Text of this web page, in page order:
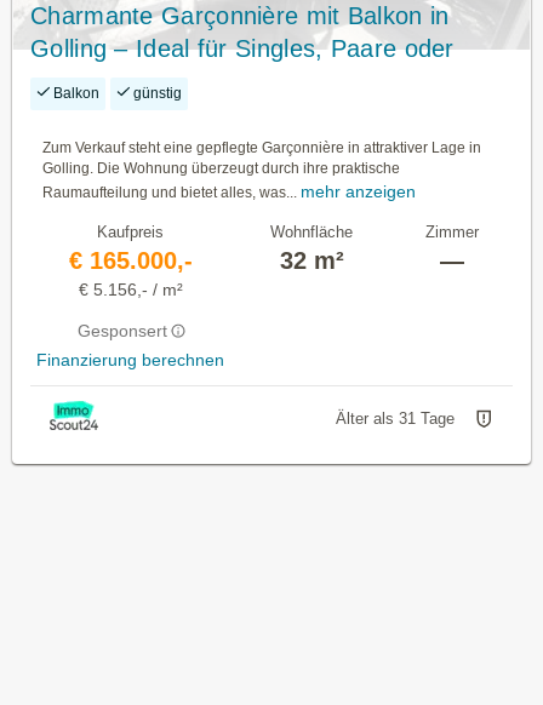
Charmante Garçonnière mit Balkon in
Golling – Ideal für Singles, Paare oder
Anleger
Balkon günstig
Zum Verkauf steht eine gepflegte Garçonnière in attraktiver Lage in
Golling. Die Wohnung überzeugt durch ihre praktische
Raumaufteilung und bietet alles, was...
mehr anzeigen
Kaufpreis
€ 165.000,-
€ 5.156,- / m²
Gesponsert
Finanzierung berechnen
Wohnfläche
32 m²
Zimmer
—
Älter als 31 Tage